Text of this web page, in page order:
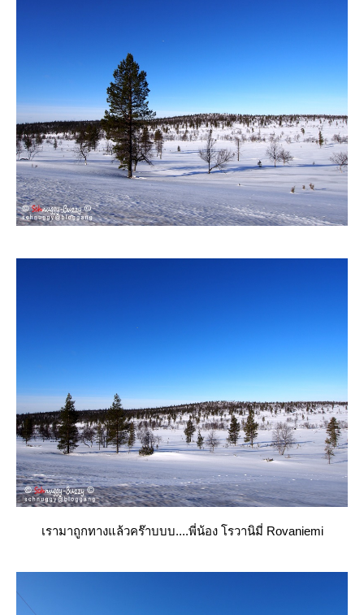
เรามาถูกทางแล้วคร๊าบบบ....พี่น้อง โรวานิมี่ Rovaniemi